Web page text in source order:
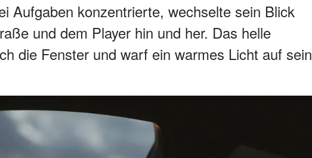
Aufgaben konzentrierte, wechselte sein Blick
und dem Player hin und her. Das helle
die Fenster und warf ein warmes Licht auf sein